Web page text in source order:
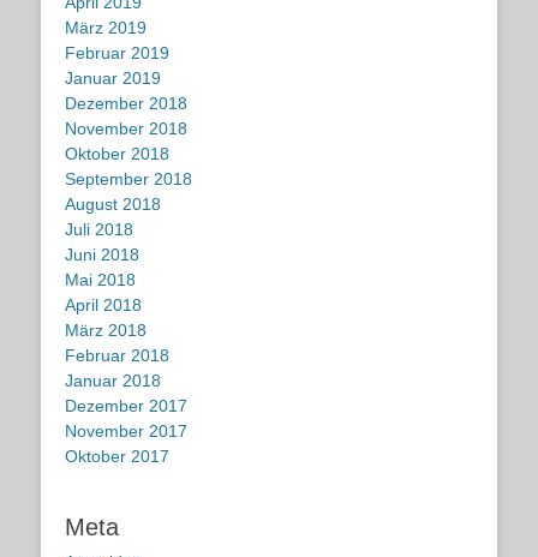
März 2019
Februar 2019
Januar 2019
Dezember 2018
November 2018
Oktober 2018
September 2018
August 2018
Juli 2018
Juni 2018
Mai 2018
April 2018
März 2018
Februar 2018
Januar 2018
Dezember 2017
November 2017
Oktober 2017
Meta